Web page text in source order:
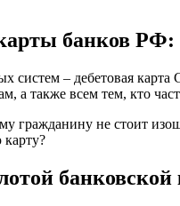
банков
– дебетовая карта
а также всем тем, кто
гражданину не стоит
банковской